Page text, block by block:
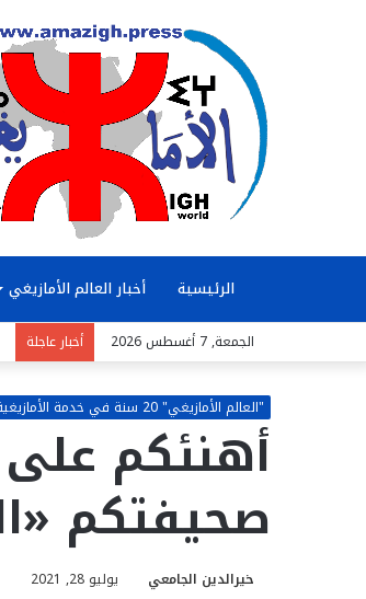
الرئيسية أخبار العالم الأمازيغي
الجمعة, 7 أغسطس 2026 أخبار عاجلة
"العالم الأمازيغي" 20 سنة في خدمة الأمازيغية
أهنئكم
صحيفتكم
خيرالدين الجامعي يوليو 28, 2021